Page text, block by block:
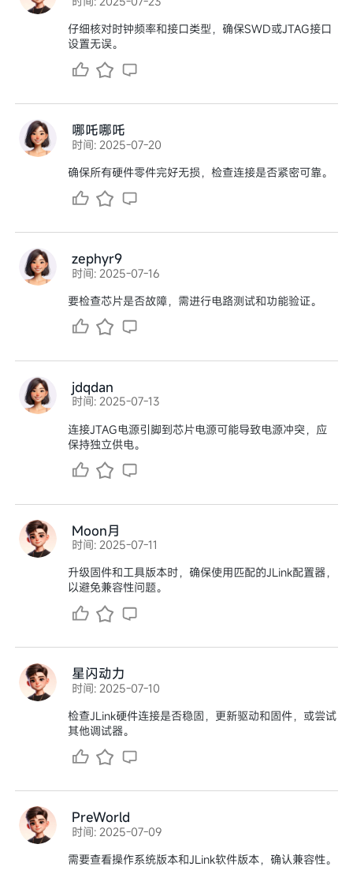
仔细核对时钟频率和接口类型，确保SWD或JTAG接口
设置无误。
哪吒哪吒
时间: 2025-07-20
确保所有硬件零件完好无损，检查连接是否紧密可靠。
zephyr9
时间: 2025-07-16
要检查芯片是否故障，需进行电路测试和功能验证。
jdqdan
时间: 2025-07-13
连接JTAG电源引脚到芯片电源可能导致电源冲突，应
保持独立供电。
Moon月
时间: 2025-07-11
升级固件和工具版本时，确保使用匹配的JLink配置器，
以避免兼容性问题。
星闪动力
时间: 2025-07-10
检查JLink硬件连接是否稳固，更新驱动和固件，或尝试
其他调试器。
PreWorld
时间: 2025-07-09
需要查看操作系统版本和JLink软件版本，确认兼容性。